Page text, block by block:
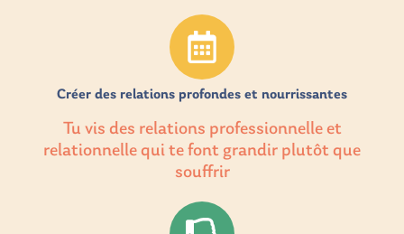
Créer des relations profondes et nourrissantes
Tu vis des relations professionnelle et
relationnelle qui te font grandir plutôt que
souffrir